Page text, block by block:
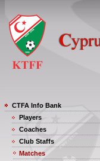
CTFA Info Bank
Players
Coaches
Club Staffs
Matches